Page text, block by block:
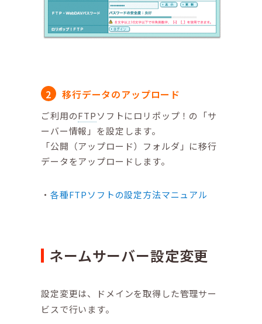
移行データのアップロード
ご利用のFTPソフトにロリポップ！の「サ
ーバー情報」を設定します。
「公開（アップロード）フォルダ」に移行
データをアップロードします。
各種FTPソフトの設定方法マニュアル
ネームサーバー設定変更
設定変更は、ドメインを取得した管理サー
ビスで行います。